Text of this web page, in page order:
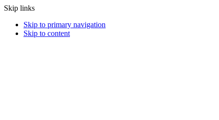
Skip links
Skip to primary navigation
Skip to content